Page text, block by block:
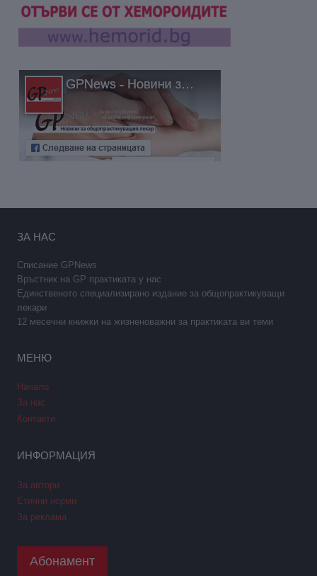
ЗА НАС
Списание GPNews
Връстник на GP практиката у нас
Единственото специализирано издание за общопрактикуващи
лекари
12 месечни книжки на жизненоважни за практиката ви теми
МЕНЮ
Начало
За нас
Контакти
ИНФОРМАЦИЯ
За автори
Етични норми
За реклама
Абонамент